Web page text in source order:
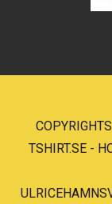
TSHIRT.SE -